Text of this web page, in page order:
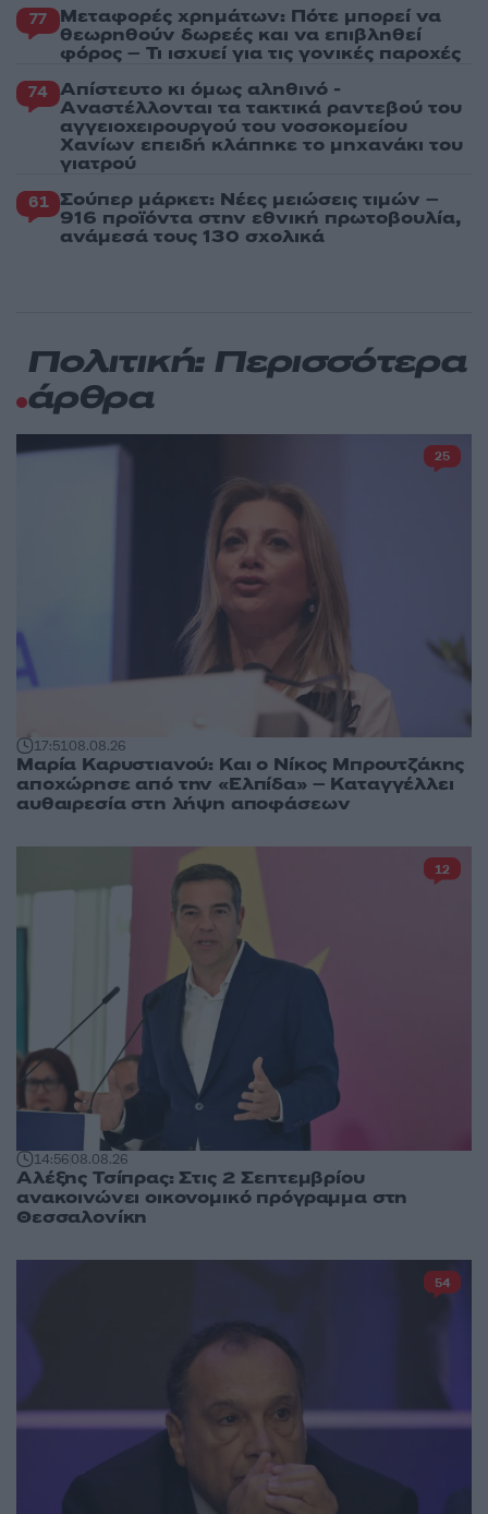
77 Μεταφορές χρημάτων: Πότε μπορεί να
θεωρηθούν δωρεές και να επιβληθεί
φόρος – Τι ισχυεί για τις γονικές παροχές
74 Απίστευτο κι όμως αληθινό -
Aναστέλλονται τα τακτικά ραντεβού του
αγγειοχειρουργού του νοσοκομείου
Χανίων επειδή κλάπηκε το μηχανάκι του
γιατρού
61 Σούπερ μάρκετ: Νέες μειώσεις τιμών –
916 προϊόντα στην εθνική πρωτοβουλία,
ανάμεσά τους 130 σχολικά
Πολιτική: Περισσότερα
άρθρα
17:5108.08.26
Μαρία Καρυστιανού: Και ο Νίκος Μπρουτζάκης
αποχώρησε από την «Ελπίδα» – Καταγγέλλει
αυθαιρεσία στη λήψη αποφάσεων
25
14:5608.08.26
Αλέξης Τσίπρας: Στις 2 Σεπτεμβρίου
ανακοινώνει οικονομικό πρόγραμμα στη
Θεσσαλονίκη
12
54